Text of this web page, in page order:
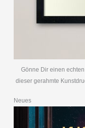
Gönne Dir einen
dieser gerahmte
Neues